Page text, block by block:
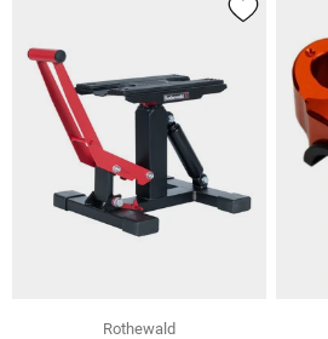
Rothewald